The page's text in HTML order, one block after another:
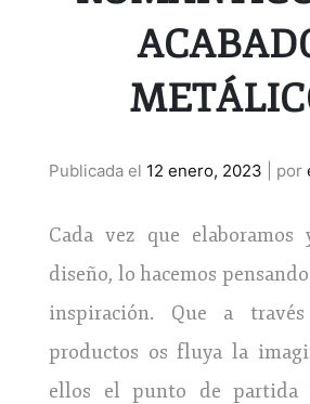
Publicada el 12 enero, 2023 por
Cada vez que elaboramos
diseño, lo hacemos
inspiración. Que a
productos os fluya la
ellos el punto de partida